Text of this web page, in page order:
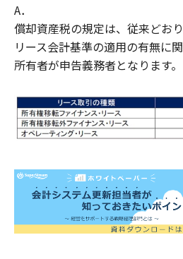
A．
償却資産税の規定は、従来どお
リース会計基準の適用の有無に
所有者が申告義務者となります。